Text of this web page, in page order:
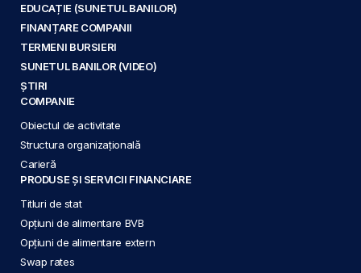
EDUCAȚIE (SUNETUL BANILOR)
FINANȚARE COMPANII
TERMENI BURSIERI
SUNETUL BANILOR (VIDEO)
ȘTIRI
COMPANIE
Obiectul de activitate
Structura organizațională
Carieră
PRODUSE ȘI SERVICII FINANCIARE
Titluri de stat
Opțiuni de alimentare BVB
Opțiuni de alimentare extern
Swap rates